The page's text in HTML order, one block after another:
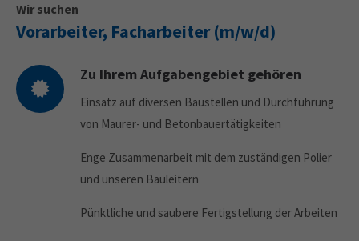
Wir suchen
Vorarbeiter, Facharbeiter (m/w/d)
Zu Ihrem Aufgabengebiet gehören
Einsatz auf diversen Baustellen und Durchführung
von Maurer- und Betonbauertätigkeiten
Enge Zusammenarbeit mit dem zuständigen Polier
und unseren Bauleitern
Pünktliche und saubere Fertigstellung der Arbeiten